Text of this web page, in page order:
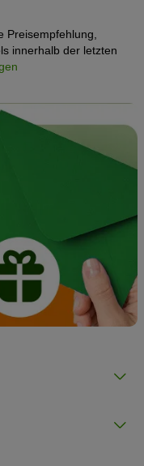
Preisempfehlung,
innerhalb der letzten